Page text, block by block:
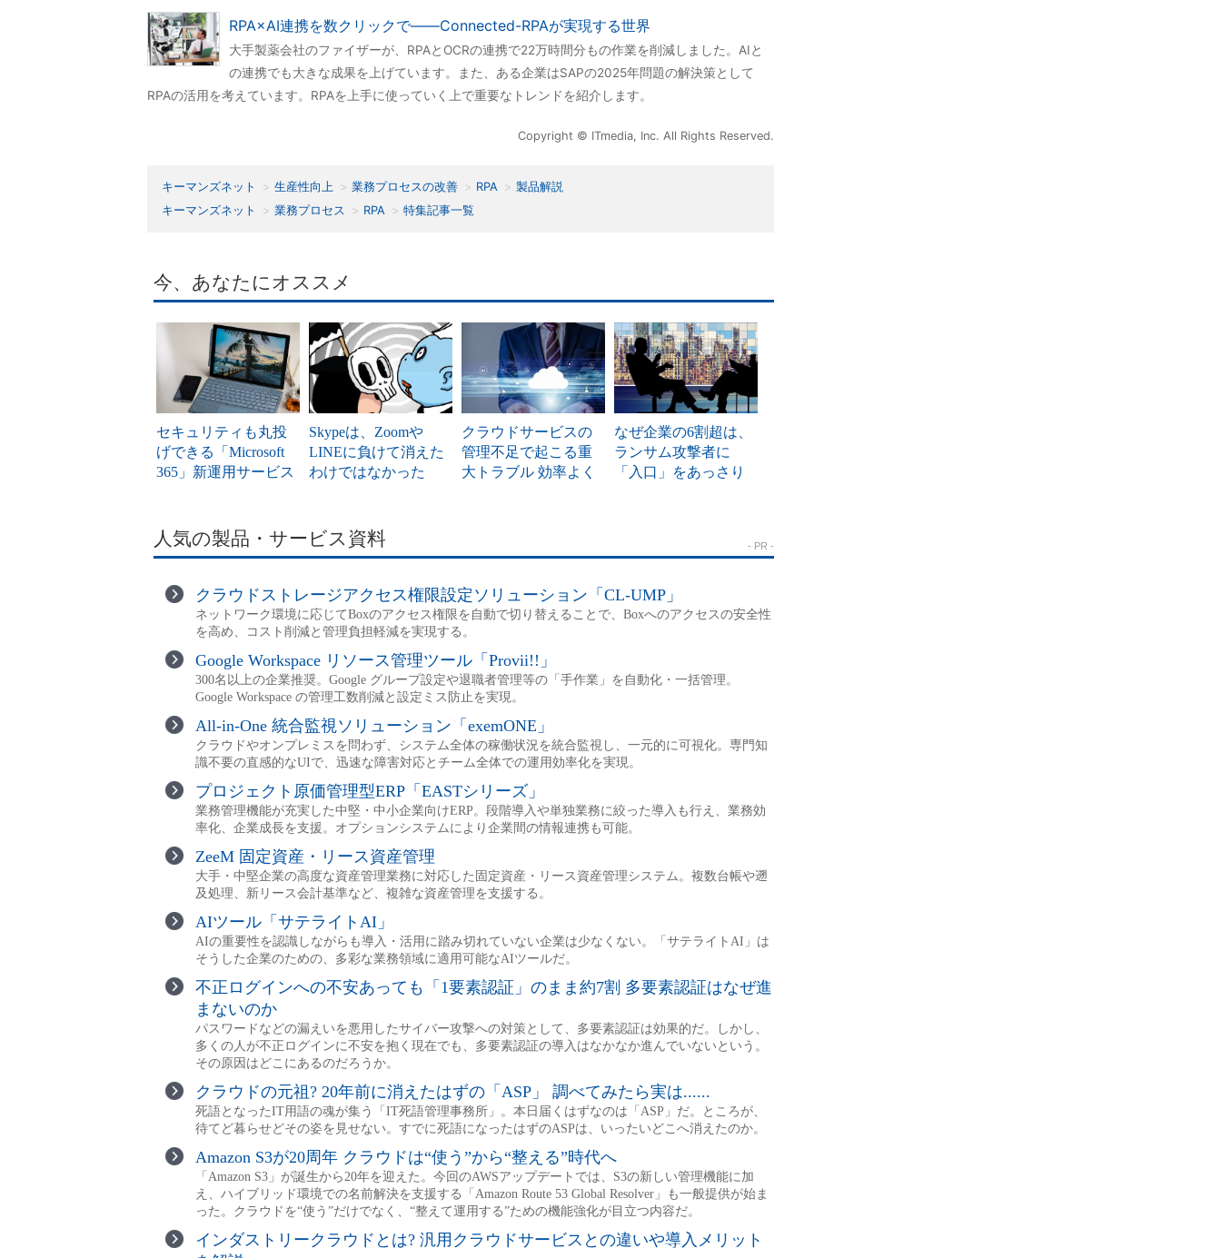
RPA×AI連携を数クリックで――Connected-RPAが実現する世界
大手製薬会社のファイザーが、RPAとOCRの連携で22万時間分もの作業を削減しました。AIと
の連携でも大きな成果を上げています。また、ある企業はSAPの2025年問題の解決策として
RPAの活用を考えています。RPAを上手に使っていく上で重要なトレンドを紹介します。
Copyright © ITmedia, Inc. All Rights Reserved.
キーマンズネット 生産性向上 業務プロセスの改善 RPA
製品解説
キーマンズネット
業務プロセス RPA 特集記事一覧